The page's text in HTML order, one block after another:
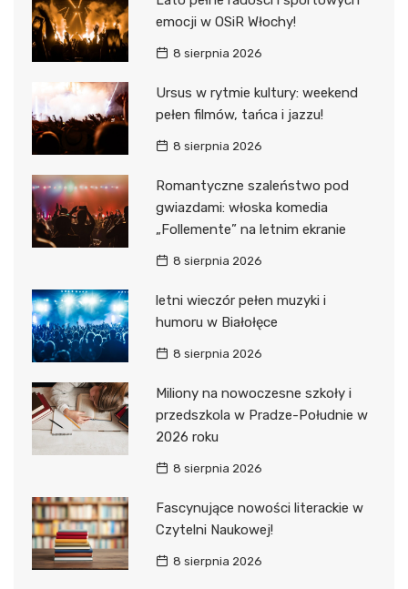
emocji w OSiR Włochy!
8 sierpnia 2026
Ursus w rytmie kultury: weekend
pełen filmów, tańca i jazzu!
8 sierpnia 2026
Romantyczne szaleństwo pod
gwiazdami: włoska komedia
„Follemente” na letnim ekranie
8 sierpnia 2026
letni wieczór pełen muzyki i
humoru w Białołęce
8 sierpnia 2026
Miliony na nowoczesne szkoły i
przedszkola w Pradze-Południe w
2026 roku
8 sierpnia 2026
Fascynujące nowości literackie w
Czytelni Naukowej!
8 sierpnia 2026